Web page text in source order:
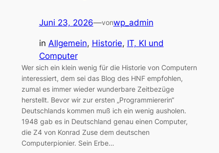
Juni 23, 2026—vonwp_admin
in Allgemein, Historie, IT, KI und
Computer
Wer sich ein klein wenig für die Historie von Computern
interessiert, dem sei das Blog des HNF empfohlen,
zumal es immer wieder wunderbare Zeitbezüge
herstellt. Bevor wir zur ersten „Programmiererin“
Deutschlands kommen muß ich ein wenig ausholen.
1948 gab es in Deutschland genau einen Computer,
die Z4 von Konrad Zuse dem deutschen
Computerpionier. Sein Erbe…